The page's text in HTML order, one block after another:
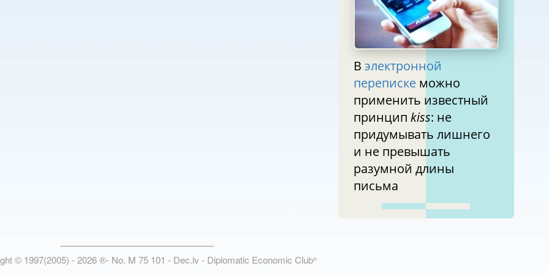
В электронной
перепискеможно
применить известный
принцип kiss: не
придумывать лишнего
и не превышать
разумной длины
письма
© 1997(2005) -2026®- No. M 75 101 - Dec.lv - Diplomatic Economic Club®